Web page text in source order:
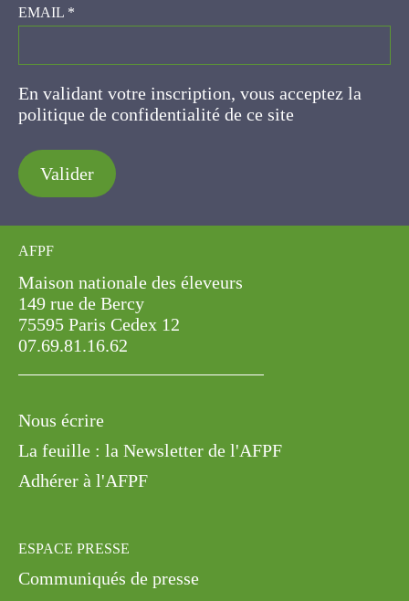
EMAIL*
En validant votre inscription, vous acceptez la
politique de confidentialité de ce site
Valider
AFPF
Maison nationale des éleveurs
149 rue de Bercy
75595 Paris Cedex 12
07.69.81.16.62
Nous écrire
La feuille : la Newsletter de l'AFPF
Adhérer à l'AFPF
ESPACE PRESSE
Communiqués de presse